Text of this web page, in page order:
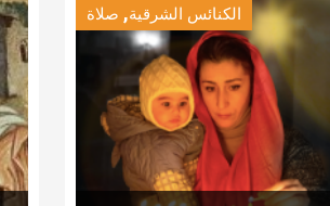
الكنائس الشرقية, صلاة